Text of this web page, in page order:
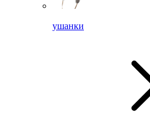
ушанки